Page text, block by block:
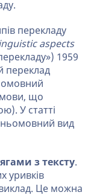
перекладу
aspects
1959
переклад
мови, що
У статті
вид
з тексту.
уривків
виклад. Це можна